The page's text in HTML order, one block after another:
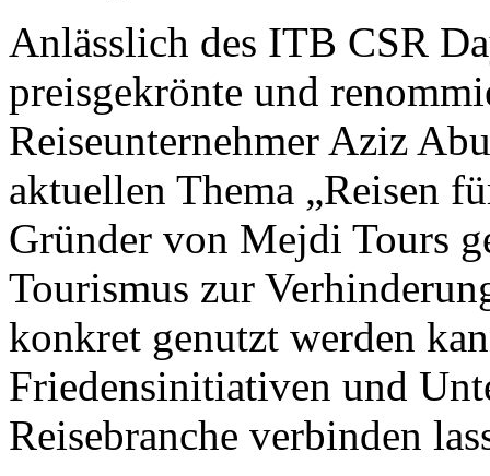
Anlässlich des ITB CSR
preisgekrönte und
Reiseunternehmer Aziz
aktuellen Thema „Reisen
Gründer von Mejdi Tours
Tourismus zur
konkret genutzt werden
Friedensinitiativen und
Reisebranche verbinden